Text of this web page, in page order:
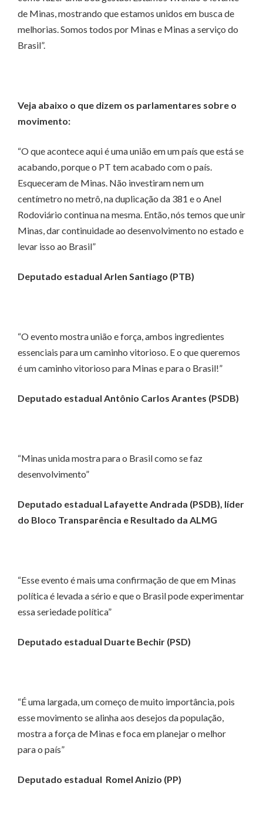
de Minas, mostrando que estamos unidos em busca de
melhorias. Somos todos por Minas e Minas a serviço do
Brasil”.
Veja abaixo o que dizem os parlamentares sobre o
movimento:
“O que acontece aqui é uma união em um país que está se
acabando, porque o PT tem acabado com o país.
Esqueceram de Minas. Não investiram nem um
centímetro no metrô, na duplicação da 381 e o Anel
Rodoviário continua na mesma. Então, nós temos que unir
Minas, dar continuidade ao desenvolvimento no estado e
levar isso ao Brasil”
Deputado estadual Arlen Santiago (PTB)
“O evento mostra união e força, ambos ingredientes
essenciais para um caminho vitorioso. E o que queremos
é um caminho vitorioso para Minas e para o Brasil!”
Deputado estadual Antônio Carlos Arantes (PSDB)
“Minas unida mostra para o Brasil como se faz
desenvolvimento”
Deputado estadual Lafayette Andrada (PSDB), líder
do Bloco Transparência e Resultado da ALMG
“Esse evento é mais uma confirmação de que em Minas
política é levada a sério e que o Brasil pode experimentar
essa seriedade política”
Deputado estadual Duarte Bechir (PSD)
“É uma largada, um começo de muito importância, pois
esse movimento se alinha aos desejos da população,
mostra a força de Minas e foca em planejar o melhor
para o país”
Deputado estadual Romel Anizio (PP)